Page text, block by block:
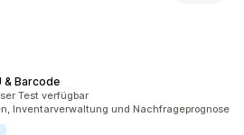
& Barcode
Test verfügbar
Inventarverwaltung und Nachfrageprognose